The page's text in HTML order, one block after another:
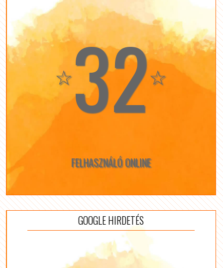
☆32☆
FELHASZNÁLÓ ONLINE
GOOGLE HIRDETÉS